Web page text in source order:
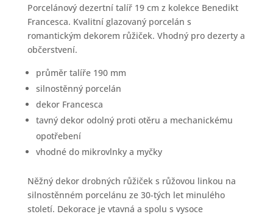
Porcelánový dezertní talíř 19 cm z kolekce Benedikt
Francesca. Kvalitní glazovaný porcelán s
romantickým dekorem růžiček. Vhodný pro dezerty a
občerstvení.
průměr talíře 190 mm
silnostěnný porcelán
dekor Francesca
tavný dekor odolný proti otěru a mechanickému
opotřebení
vhodné do mikrovlnky a myčky
Něžný dekor drobných růžiček s růžovou linkou na
silnostěnném porcelánu ze 30-tých let minulého
století. Dekorace je vtavná a spolu s vysoce